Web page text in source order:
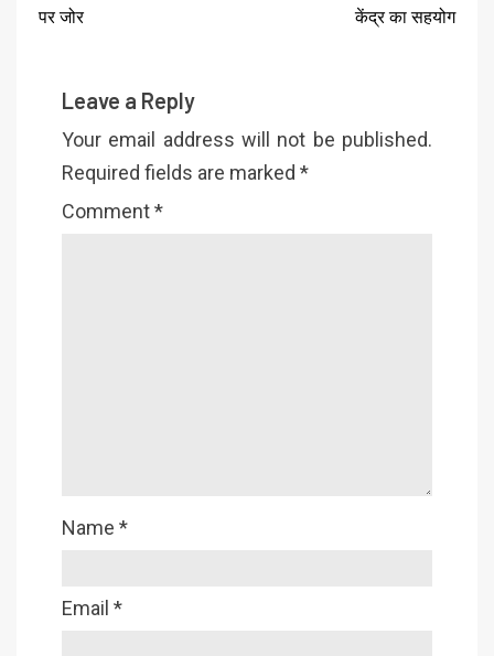
पर जोर
केंद्र का सहयोग
Leave a Reply
Your email address will not be published.
Required fields are marked *
Comment*
Name *
Email *